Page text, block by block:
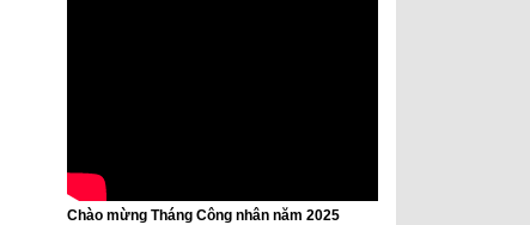
Chào mừng Tháng Công nhân năm 2025